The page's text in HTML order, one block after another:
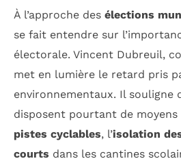
À l’approche des élections
se fait entendre sur
électorale. Vincent Dubreuil,
met en lumière le retard pris
environnementaux. Il souligne
disposent pourtant de
pistes cyclables, l’isolation
courts dans les cantines